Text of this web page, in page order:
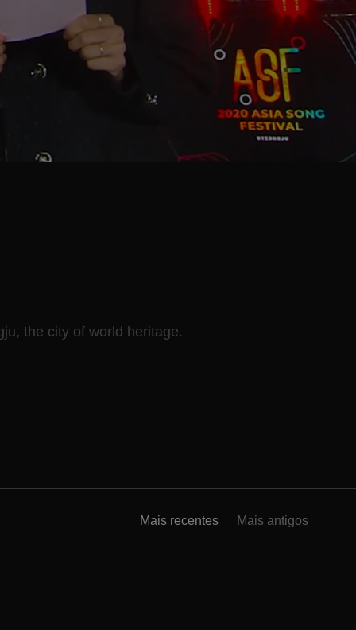
the city of world heritage.
Mais recentes Mais antigos